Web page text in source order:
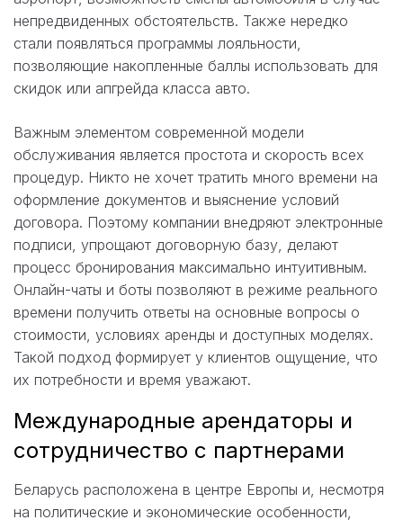
непредвиденных обстоятельств. Также нередко
стали появляться программы лояльности,
позволяющие накопленные баллы использовать для
скидок или апгрейда класса авто.
Важным элементом современной модели
обслуживания является простота и скорость всех
процедур. Никто не хочет тратить много времени на
оформление документов и выяснение условий
договора. Поэтому компании внедряют электронные
подписи, упрощают договорную базу, делают
процесс бронирования максимально интуитивным.
Онлайн-чаты и боты позволяют в режиме реального
времени получить ответы на основные вопросы о
стоимости, условиях аренды и доступных моделях.
Такой подход формирует у клиентов ощущение, что
их потребности и время уважают.
Международные арендаторы и
сотрудничество с партнерами
Беларусь расположена в центре Европы и, несмотря
на политические и экономические особенности,